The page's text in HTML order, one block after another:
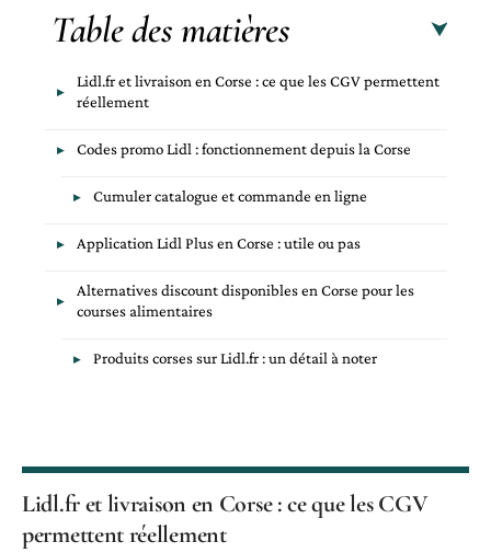
Table des matières
Lidl.fr et livraison en Corse : ce que les CGV permettent
réellement
Codes promo Lidl : fonctionnement depuis la Corse
Cumuler catalogue et commande en ligne
Application Lidl Plus en Corse : utile ou pas
Alternatives discount disponibles en Corse pour les
courses alimentaires
Produits corses sur Lidl.fr : un détail à noter
Lidl.fr et livraison en Corse : ce que les CGV
permettent réellement